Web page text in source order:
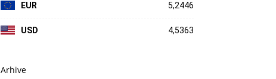
EUR 5,2446
USD 4,5363
Arhive